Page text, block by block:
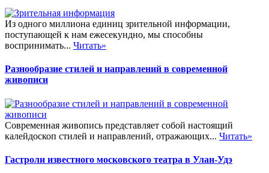
Из одного миллиона единиц зрительной информации,
поступающей к нам ежесекундно, мы способны
воспринимать... Читать»
Разнообразие стилей и направлений в современной
живописи
Современная живопись представляет собой настоящий
калейдоскоп стилей и направлений, отражающих... Читать»
Гастроли известного московского театра в Улан-Удэ